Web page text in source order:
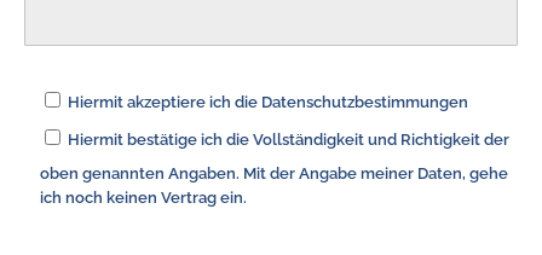
Hiermit akzeptiere ich die Datenschutzbestimmungen
Hiermit bestätige ich die Vollständigkeit und Richtigkeit der
oben genannten Angaben. Mit der Angabe meiner Daten, gehe
ich noch keinen Vertrag ein.